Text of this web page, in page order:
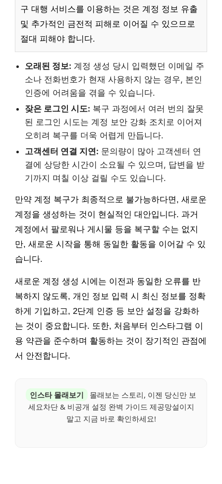
구 대행 서비스를 이용하는 것은 계정 정보 유출
및 추가적인 금전적 피해로 이어질 수 있으므로
절대 피해야 합니다.
오래된 정보: 계정 생성 당시 입력했던 이메일 주
소나 전화번호가 현재 사용하지 않는 경우, 본인
인증에 어려움을 겪을 수 있습니다.
잦은 로그인 시도: 복구 과정에서 여러 번의 잘못
된 로그인 시도는 계정 보안 강화 조치로 이어져
오히려 복구를 더욱 어렵게 만듭니다.
고객센터 연결 지연: 문의량이 많아 고객센터 연
결에 상당한 시간이 소요될 수 있으며, 답변을 받
기까지 며칠 이상 걸릴 수도 있습니다.
만약 계정 복구가 최종적으로 불가능하다면, 새로운
계정을 생성하는 것이 현실적인 대안입니다. 과거
계정에서 팔로워나 게시물 등을 복구할 수는 없지
만, 새로운 시작을 통해 동일한 활동을 이어갈 수 있
습니다.
새로운 계정 생성 시에는 이전과 동일한 오류를 반
복하지 않도록, 개인 정보 입력 시 최신 정보를 정확
하게 기입하고, 2단계 인증 등 보안 설정을 강화하
는 것이 중요합니다. 또한, 처음부터 인스타그램 이
용 약관을 준수하며 활동하는 것이 장기적인 관점에
서 안전합니다.
인스타 몰래보기
몰래보는 스토리, 이젠 당신만 보
세요차단 & 비공개 설정 완벽 가이드 제공망설이지
말고 지금 바로 확인하세요!